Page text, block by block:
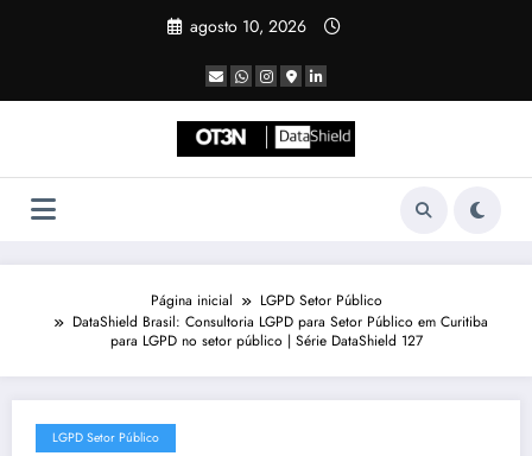
agosto 10, 2026
Página inicial
LGPD Setor Público
DataShield Brasil: Consultoria LGPD para Setor Público em Curitiba
para LGPD no setor público | Série DataShield 127
LGPD Setor Público